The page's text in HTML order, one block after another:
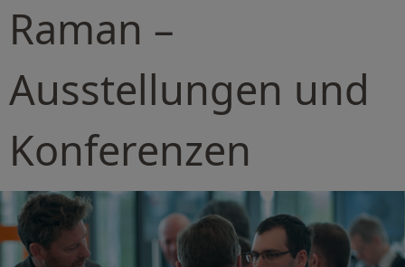
Raman –
Ausstellungen und
Konferenzen